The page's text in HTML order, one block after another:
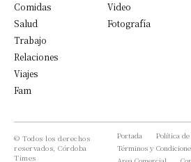
Comidas
Salud
Trabajo
Relaciones
Viajes
Fam
Video
Fotografía
© Todos los derechos
reservados, Córdoba
Times
Portada
Política
Términos y